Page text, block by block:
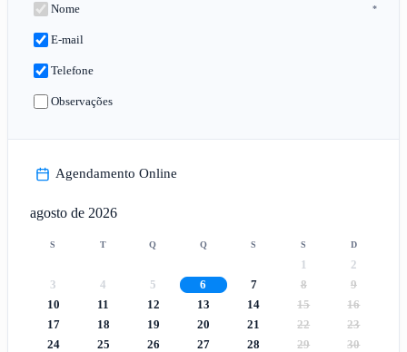
Nome *
E-mail
Telefone
Observações
Agendamento Online
agosto de 2026
S T Q Q S S D
1
2
3
4 5 6 7 8
9
10
11 12 13 14 15
16
17
18 19 20 21 22
23
24
25 26 27 28 29
30